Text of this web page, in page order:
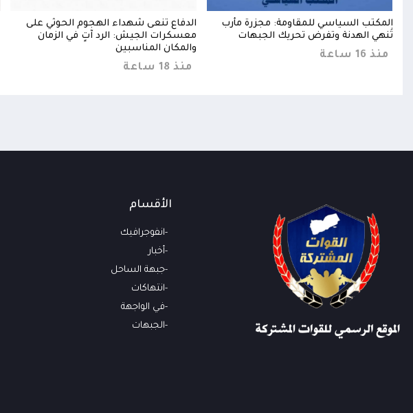
المكتب السياسي للمقاومة: مجزرة مأرب
تُنهي الهدنة وتفرض تحريك الجبهات
منذ 16 ساعة
الدفاع تنعى شهداء الهجوم الحوثي على
معسكرات الجيش: الرد آتٍ في الزمان
والمكان المناسبين
منذ 18 ساعة
الأقسام
انفوجرافيك
أخبار
جبهة الساحل
انتهاكات
في الواجهة
الجبهات